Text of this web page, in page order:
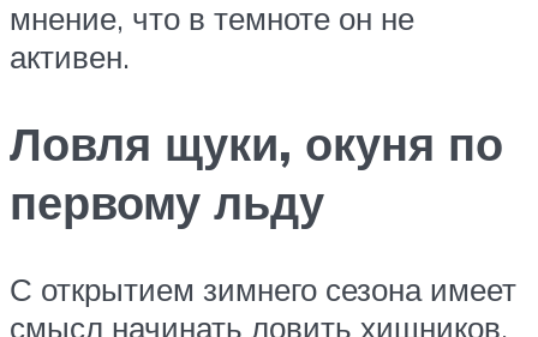
мнение, что в темноте он не
активен.
Ловля щуки, окуня по
первому льду
С открытием зимнего сезона имеет
смысл начинать ловить хищников.